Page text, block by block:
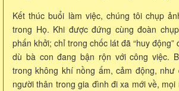
Kết thúc buổi làm việc, chúng tôi chụp
trong Họ. Khi được đứng cùng đoàn
phấn khởi; chỉ trong chốc lát đã “huy
dù bà con đang bận rộn với công việc.
trong không khí nồng ấm, cảm động, như
người thân trong gia đình đi xa mới về,